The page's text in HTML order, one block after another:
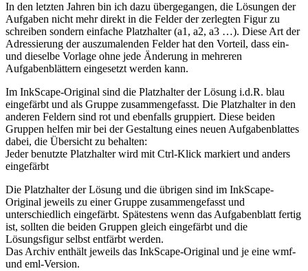
In den letzten Jahren bin ich dazu übergegangen, die Lösungen der
Aufgaben nicht mehr direkt in die Felder der zerlegten Figur zu
schreiben sondern einfache Platzhalter (a1, a2, a3 …). Diese Art der
Adressierung der auszumalenden Felder hat den Vorteil, dass ein-
und dieselbe Vorlage ohne jede Änderung in mehreren
Aufgabenblättern eingesetzt werden kann.
Im InkScape-Original sind die Platzhalter der Lösung i.d.R. blau
eingefärbt und als Gruppe zusammengefasst. Die Platzhalter in den
anderen Feldern sind rot und ebenfalls gruppiert. Diese beiden
Gruppen helfen mir bei der Gestaltung eines neuen Aufgabenblattes
dabei, die Übersicht zu behalten:
Jeder benutzte Platzhalter wird mit Ctrl-Klick markiert und anders
eingefärbt
Die Platzhalter der Lösung und die übrigen sind im InkScape-
Original jeweils zu einer Gruppe zusammengefasst und
unterschiedlich eingefärbt. Spätestens wenn das Aufgabenblatt fertig
ist, sollten die beiden Gruppen gleich eingefärbt und die
Lösungsfigur selbst entfärbt werden.
Das Archiv enthält jeweils das InkScape-Original und je eine wmf-
und eml-Version.